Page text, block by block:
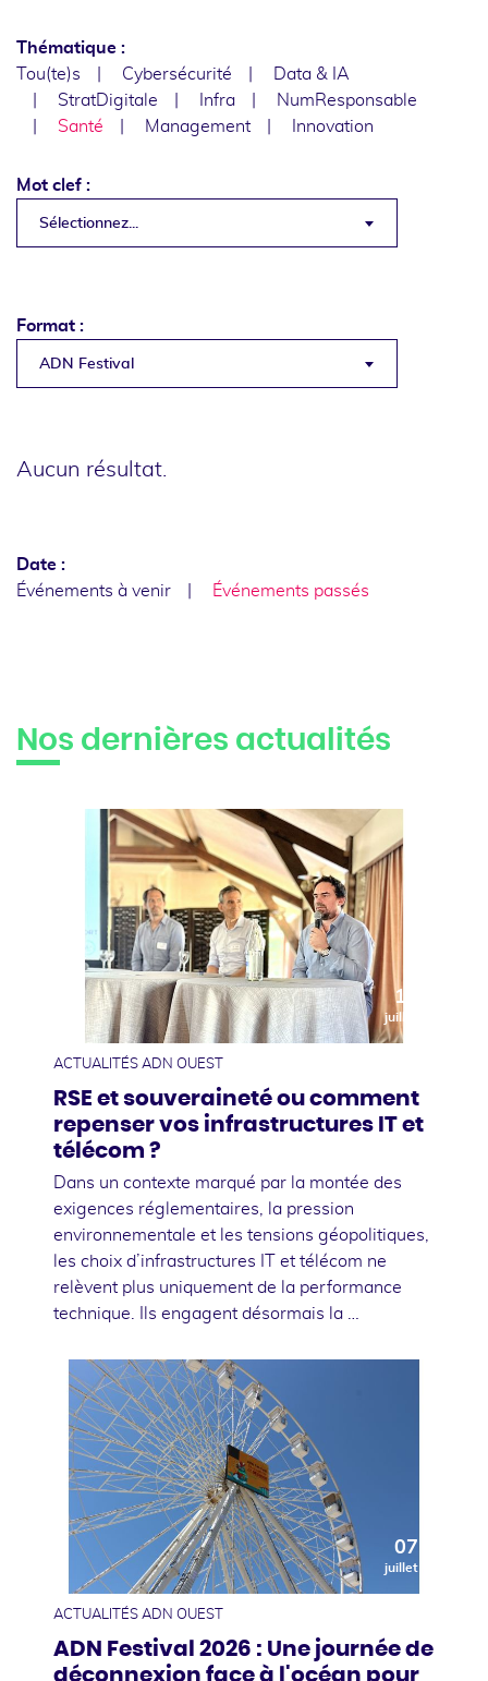
Thématique :
Tou(te)s
Cybersécurité
Data & IA
StratDigitale
Infra
NumResponsable
Santé
Management Innovation
Mot clef :
Sélectionnez...
Format :
ADN Festival
Aucun résultat.
Date :
Événements à venir
Événements passés
Nos dernières actualités
10
juillet
ACTUALITÉS ADN OUEST
RSE et souveraineté ou comment
repenser vos infrastructures IT et
télécom ?
Dans un contexte marqué par la montée des
exigences réglementaires, la pression
environnementale et les tensions géopolitiques,
les choix d’infrastructures IT et télécom ne
relèvent plus uniquement de la performance
technique. Ils engagent désormais la …
07
juillet
ACTUALITÉS ADN OUEST
ADN Festival 2026 : Une journée de
déconnexion face à l'océan pour